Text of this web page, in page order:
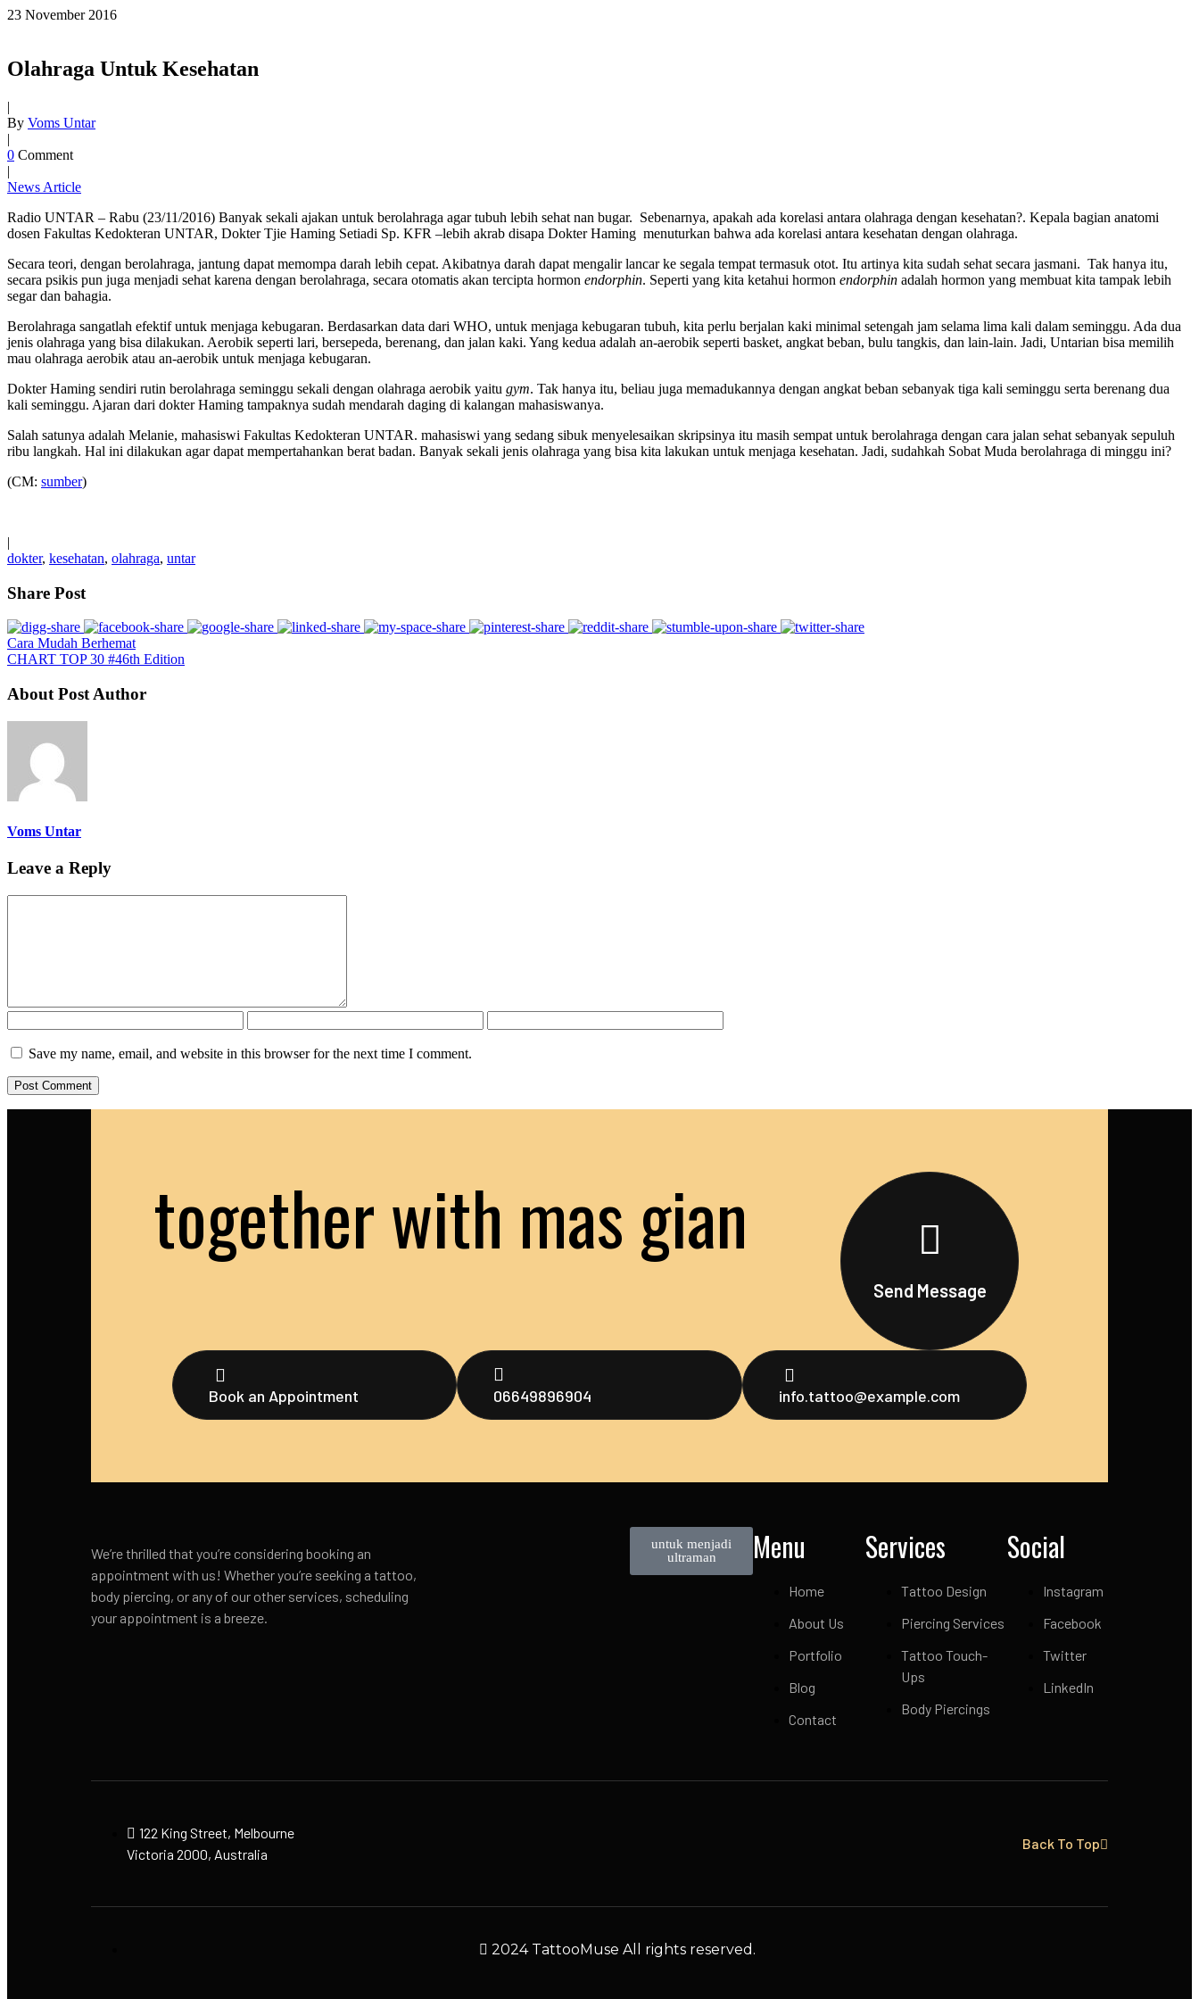
23 November 2016
Olahraga Untuk Kesehatan
|
By Voms Untar
|
0 Comment
|
News Article
Radio UNTAR – Rabu (23/11/2016) Banyak sekali ajakan untuk berolahraga agar tubuh lebih sehat nan bugar. Sebenarnya, apakah ada korelasi antara olahraga dengan kesehatan?. Kepala bagian anatomi
dosen Fakultas Kedokteran UNTAR, Dokter Tjie Haming Setiadi Sp. KFR –lebih akrab disapa Dokter Haming menuturkan bahwa ada korelasi antara kesehatan dengan olahraga.
Secara teori, dengan berolahraga, jantung dapat memompa darah lebih cepat. Akibatnya darah dapat mengalir lancar ke segala tempat termasuk otot. Itu artinya kita sudah sehat secara jasmani. Tak hanya itu,
secara psikis pun juga menjadi sehat karena dengan berolahraga, secara otomatis akan tercipta hormon endorphin. Seperti yang kita ketahui hormon endorphin adalah hormon yang membuat kita tampak lebih
segar dan bahagia.
Berolahraga sangatlah efektif untuk menjaga kebugaran. Berdasarkan data dari WHO, untuk menjaga kebugaran tubuh, kita perlu berjalan kaki minimal setengah jam selama lima kali dalam seminggu. Ada dua
jenis olahraga yang bisa dilakukan. Aerobik seperti lari, bersepeda, berenang, dan jalan kaki. Yang kedua adalah an-aerobik seperti basket, angkat beban, bulu tangkis, dan lain-lain. Jadi, Untarian bisa memilih
mau olahraga aerobik atau an-aerobik untuk menjaga kebugaran.
Dokter Haming sendiri rutin berolahraga seminggu sekali dengan olahraga aerobik yaitu gym. Tak hanya itu, beliau juga memadukannya dengan angkat beban sebanyak tiga kali seminggu serta berenang dua
kali seminggu. Ajaran dari dokter Haming tampaknya sudah mendarah daging di kalangan mahasiswanya.
Salah satunya adalah Melanie, mahasiswi Fakultas Kedokteran UNTAR. mahasiswi yang sedang sibuk menyelesaikan skripsinya itu masih sempat untuk berolahraga dengan cara jalan sehat sebanyak sepuluh
ribu langkah. Hal ini dilakukan agar dapat mempertahankan berat badan. Banyak sekali jenis olahraga yang bisa kita lakukan untuk menjaga kesehatan. Jadi, sudahkah Sobat Muda berolahraga di minggu ini?
(CM: sumber)
|
dokter, kesehatan, olahraga, untar
Share Post
Cara Mudah Berhemat
CHART TOP 30 #46th Edition
About Post Author
Voms Untar
Leave a Reply
Save my name, email, and website in this browser for the next time I comment.
together with mas gian
Send Message
Book an Appointment 06649896904 info.tattoo@example.com
We’re thrilled that you’re considering booking an
appointment with us! Whether you’re seeking a tattoo,
body piercing, or any of our other services, scheduling
your appointment is a breeze.
untuk menjadi
ultraman
Menu
Home
About Us
Portfolio
Blog
Contact
Services
Tattoo Design
Piercing Services
Tattoo Touch-
Ups
Body Piercings
Social
Instagram
Facebook
Twitter
LinkedIn
122 King Street, Melbourne
Victoria 2000, Australia
Back To Top
2024 TattooMuse All rights reserved.